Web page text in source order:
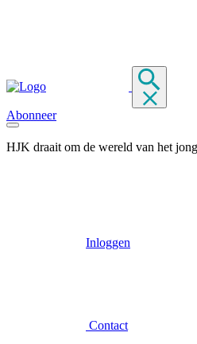
Abonneer
HJK draait om de wereld van het
Inloggen
Contact